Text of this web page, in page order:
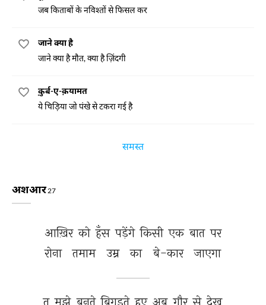
जब किताबों के नविश्तों से फिसल कर
जाने क्या है
जाने क्या है मौत, क्या है ज़िंदगी
क़ुर्ब-ए-क़यामत
ये चिड़िया जो पंखे से टकरा गई है
समस्त
अशआर27
आख़िर को हँस पड़ेंगे किसी एक बात पर
रोना
तमाम उम्र का बे-कार जाएगा
तू मुझे बनते बिगड़ते हुए अब ग़ौर से देख